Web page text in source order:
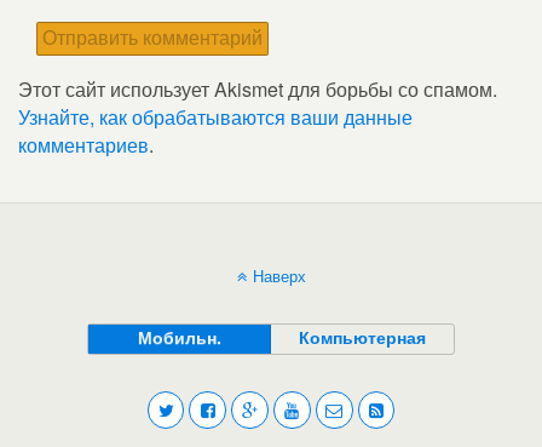
Этот сайт использует Akismet для борьбы со спамом.
Узнайте, как обрабатываются ваши данные
комментариев.
Наверх
Мобильн. Компьютерная